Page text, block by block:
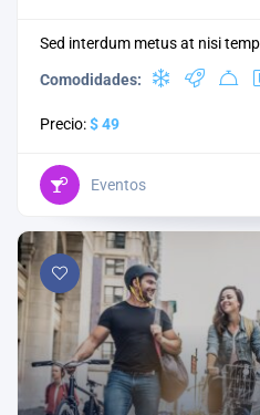
Sed interdum metus at nisi
Comodidades:
Precio:$ 49
Eventos